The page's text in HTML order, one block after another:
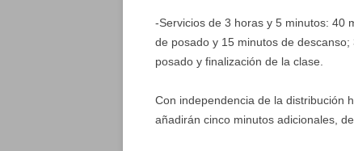
-Servicios de 3 horas y 5 minutos: 40
de posado y 15 minutos de
posado y finalización de la clase.
Con independencia de la distribución
añadirán cinco minutos adicionales,